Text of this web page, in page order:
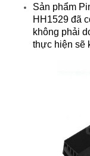
Sản phẩm
HH1529 đã
không phải
thực hiện sẽ